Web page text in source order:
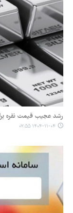
رشد عجیب قیمت نقره
۱۴۰۴-۱۱-۰۴ ۰۷:۵۵